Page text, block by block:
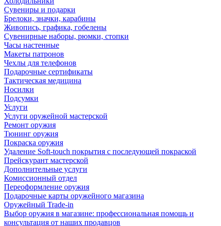
Сувениры и подарки
Брелоки, значки, карабины
Живопись, графика, гобелены
Сувенирные наборы, рюмки, стопки
Часы настенные
Макеты патронов
Чехлы для телефонов
Подарочные сертификаты
Тактическая медицина
Носилки
Подсумки
Услуги
Услуги оружейной мастерской
Ремонт оружия
Тюнинг оружия
Покраска оружия
Удаление Soft-touch покрытия с последующей покраской
Прейскурант мастерской
Дополнительные услуги
Комиссионный отдел
Переоформление оружия
Подарочные карты оружейного магазина
Оружейный Trade-in
Выбор оружия в магазине: профессиональная помощь и
консультация от наших продавцов